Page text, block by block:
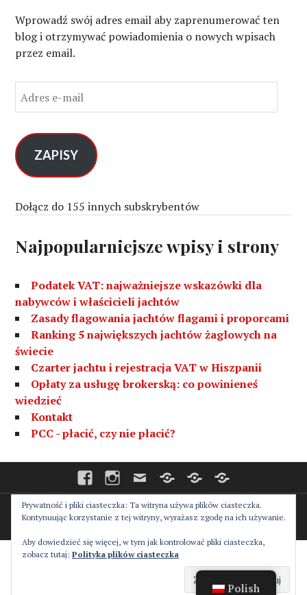
Wprowadź swój adres email aby zaprenumerować ten
blog i otrzymywać powiadomienia o nowych wpisach
przez email.
d
e
s
e
m
l
ZAPISY
Dołącz do 155 innych subskrybentów
Najpopularniejsze wpisy i strony
Podatek VAT: najważniejsze wskazówki dla
nabywców i właścicieli jachtów
Zasady flagowania jachtów flagami i proporcami
Ranking 5 największych jachtów żaglowych na
świecie
Czarter jachtu i rejestracja VAT w Hiszpanii
Opłaty za usługę brokerską: co powinieneś
wiedzieć
Kontakt
PCC - płacić, czy nie płacić?
FacebookInstagram
E-
mail
Współpraca
Strona
główna
–
Русский
–
English
Proudly powered by WordPress
Theme: Canard by
Automattic
Polish
Prywatność i pliki ciasteczka: Ta witryna używa plików ciasteczka.
Kontynuując korzystanie z tej witryny, wyrażasz zgodę na ich używanie.
Aby dowiedzieć się więcej, w tym jak kontrolować pliki ciasteczka,
zobacz tutaj: Polityka plików ciasteczka